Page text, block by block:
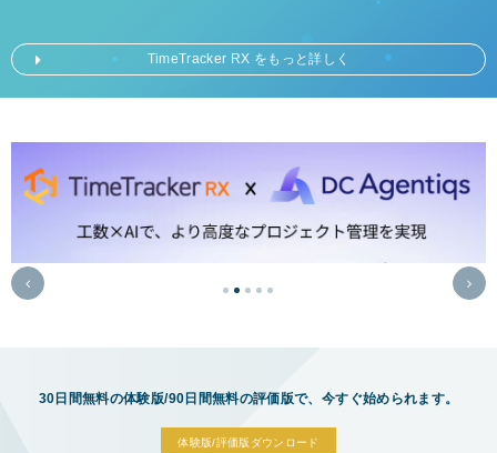
TimeTracker RX をもっと詳しく
30日間無料の体験版/90日間無料の評価版で、今すぐ始められます。
体験版/評価版ダウンロード